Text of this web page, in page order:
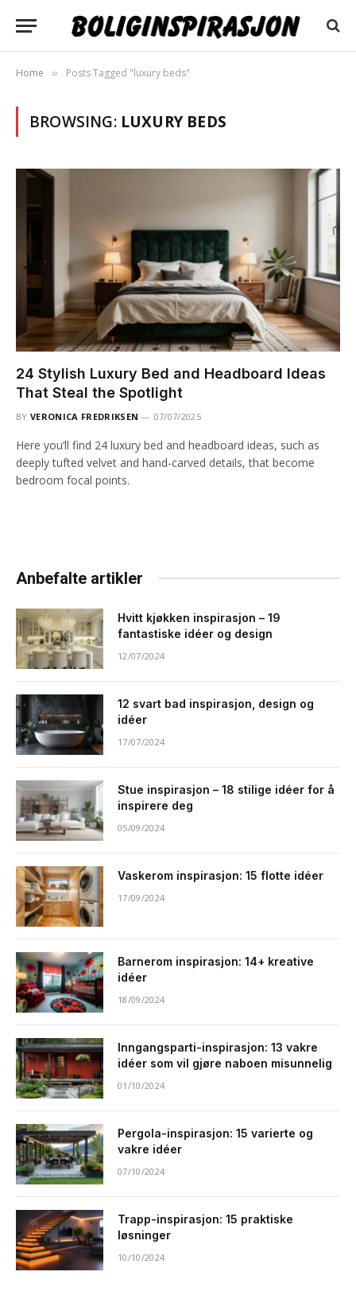
Home » Posts Tagged "luxury beds"
BROWSING: LUXURY BEDS
24 Stylish Luxury Bed and Headboard Ideas
That Steal the Spotlight
BY VERONICA FREDRIKSEN 07/07/2025
Here you’ll find 24 luxury bed and headboard ideas, such as
deeply tufted velvet and hand-carved details, that become
bedroom focal points.
Anbefalte artikler
Hvitt kjøkken inspirasjon – 19
fantastiske idéer og design
12/07/2024
12 svart bad inspirasjon, design og
idéer
17/07/2024
Stue inspirasjon – 18 stilige idéer for å
inspirere deg
05/09/2024
Vaskerom inspirasjon: 15 flotte idéer
17/09/2024
Barnerom inspirasjon: 14+ kreative
idéer
18/09/2024
Inngangsparti-inspirasjon: 13 vakre
idéer som vil gjøre naboen misunnelig
01/10/2024
Pergola-inspirasjon: 15 varierte og
vakre idéer
07/10/2024
Trapp-inspirasjon: 15 praktiske
løsninger
10/10/2024